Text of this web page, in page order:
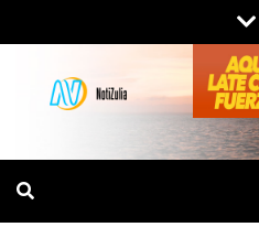
al
contenido
NOTICIAS DEL
DE